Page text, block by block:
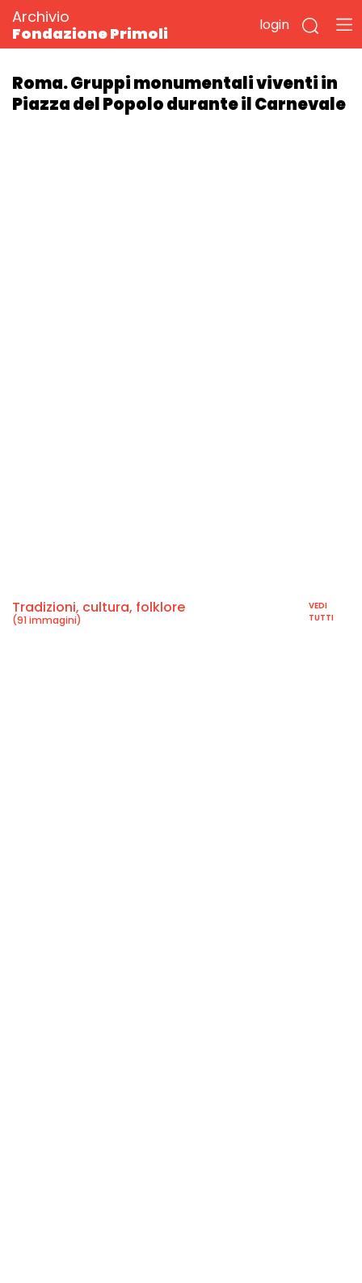
Archivio
Fondazione Primoli
login
Roma. Gruppi monumentali viventi in
Piazza del Popolo durante il Carnevale
Tradizioni, cultura, folklore
(91 immagini)
VEDI
TUTTI